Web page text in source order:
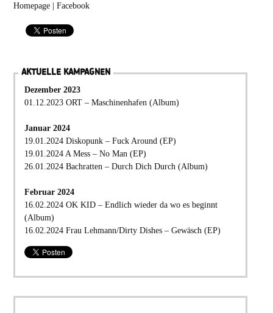
Homepage| Facebook
AKTUELLE KAMPAGNEN
Dezember 2023
01.12.2023 ORT – Maschinenhafen (Album)
Januar 2024
19.01.2024 Diskopunk – Fuck Around (EP)
19.01.2024 A Mess – No Man (EP)
26.01.2024 Bachratten – Durch Dich Durch (Album)
Februar 2024
16.02.2024 OK KID – Endlich wieder da wo es beginnt
(Album)
16.02.2024 Frau Lehmann/Dirty Dishes – Gewäsch (EP)